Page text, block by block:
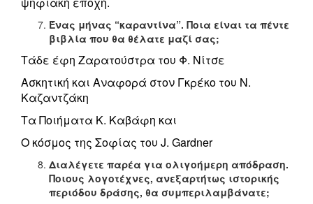
Ένας μήνας “καραντίνα”. Ποια είναι τα πέντε
βιβλία που θα θέλατε μαζί σας;
Τάδε έφη Ζαρατούστρα του Φ. Νίτσε
Ασκητική και Αναφορά στον Γκρέκο του Ν.
Καζαντζάκη
Τα Ποιήματα Κ. Καβάφη και
Ο κόσμος της Σοφίας του J. Gardner
Διαλέγετε παρέα για ολιγοήμερη απόδραση.
Ποιους λογοτέχνες, ανεξαρτήτως ιστορικής
περιόδου δράσης, θα συμπεριλαμβάνατε;